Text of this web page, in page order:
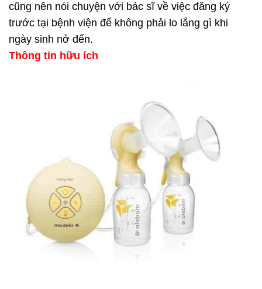
cũng nên nói chuyện với bác sĩ về việc đăng ký
trước tại bệnh viện để không phải lo lắng gì khi
ngày sinh nở đến.
Thông tin hữu ích